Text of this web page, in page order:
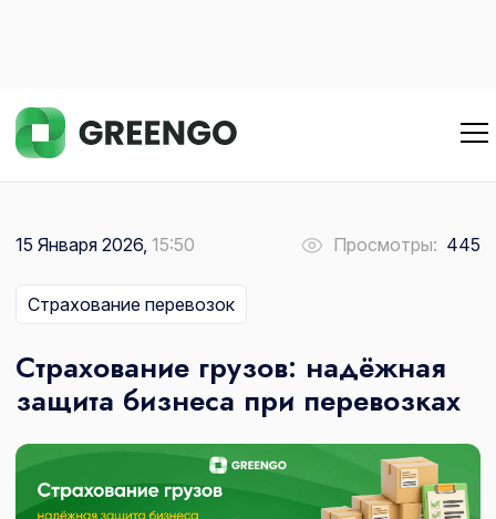
15 Января 2026, 15:50 Просмотры: 445
Страхование перевозок
Страхование грузов: надёжная
защита бизнеса при перевозках